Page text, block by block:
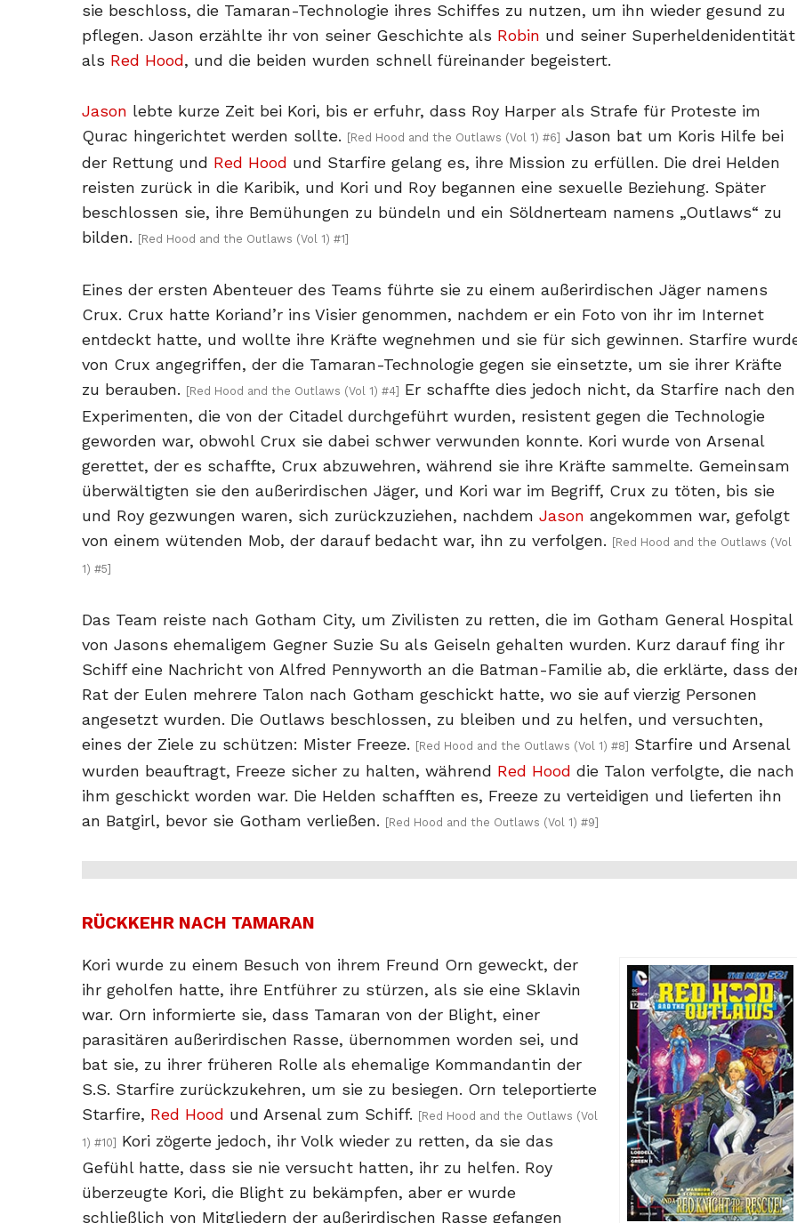
sie beschloss, die Tamaran-Technologie ihres Schiffes zu nutzen, um ihn wieder gesund zu
pflegen. Jason erzählte ihr von seiner Geschichte als Robin und seiner Superheldenidentität
als Red Hood, und die beiden wurden schnell füreinander begeistert.
Jason lebte kurze Zeit bei Kori, bis er erfuhr, dass Roy Harper als Strafe für Proteste im
Qurac hingerichtet werden sollte. [Red Hood and the Outlaws (Vol 1) #6] Jason bat um Koris Hilfe bei
der Rettung und Red Hood und Starfire gelang es, ihre Mission zu erfüllen. Die drei Helden
reisten zurück in die Karibik, und Kori und Roy begannen eine sexuelle Beziehung. Später
beschlossen sie, ihre Bemühungen zu bündeln und ein Söldnerteam namens „Outlaws“ zu
bilden. [Red Hood and the Outlaws (Vol 1) #1]
Eines der ersten Abenteuer des Teams führte sie zu einem außerirdischen Jäger namens
Crux. Crux hatte Koriand’r ins Visier genommen, nachdem er ein Foto von ihr im Internet
entdeckt hatte, und wollte ihre Kräfte wegnehmen und sie für sich gewinnen. Starfire
von Crux angegriffen, der die Tamaran-Technologie gegen sie einsetzte, um sie ihrer Kräfte
zu berauben. [Red Hood and the Outlaws (Vol 1) #4] Er schaffte dies jedoch nicht, da Starfire nach den
Experimenten, die von der Citadel durchgeführt wurden, resistent gegen die Technologie
geworden war, obwohl Crux sie dabei schwer verwunden konnte. Kori wurde von Arsenal
gerettet, der es schaffte, Crux abzuwehren, während sie ihre Kräfte sammelte. Gemeinsam
überwältigten sie den außerirdischen Jäger, und Kori war im Begriff, Crux zu töten, bis sie
und Roy gezwungen waren, sich zurückzuziehen, nachdem Jason angekommen war, gefolgt
von einem wütenden Mob, der darauf bedacht war, ihn zu verfolgen. [Red Hood and the Outlaws (Vol
1) #5]
Das Team reiste nach Gotham City, um Zivilisten zu retten, die im Gotham General Hospital
von Jasons ehemaligem Gegner Suzie Su als Geiseln gehalten wurden. Kurz darauf fing ihr
Schiff eine Nachricht von Alfred Pennyworth an die Batman-Familie ab, die erklärte, dass
Rat der Eulen mehrere Talon nach Gotham geschickt hatte, wo sie auf vierzig Personen
angesetzt wurden. Die Outlaws beschlossen, zu bleiben und zu helfen, und versuchten,
eines der Ziele zu schützen: Mister Freeze. [Red Hood and the Outlaws (Vol 1) #8] Starfire und Arsenal
wurden beauftragt, Freeze sicher zu halten, während Red Hood die Talon verfolgte, die nach
ihm geschickt worden war. Die Helden schafften es, Freeze zu verteidigen und lieferten ihn
an Batgirl, bevor sie Gotham verließen. [Red Hood and the Outlaws (Vol 1) #9]
RÜCKKEHR NACH TAMARAN
Kori wurde zu einem Besuch von ihrem Freund Orn geweckt, der
ihr geholfen hatte, ihre Entführer zu stürzen, als sie eine Sklavin
war. Orn informierte sie, dass Tamaran von der Blight, einer
parasitären außerirdischen Rasse, übernommen worden sei, und
bat sie, zu ihrer früheren Rolle als ehemalige Kommandantin der
S.S. Starfire zurückzukehren, um sie zu besiegen. Orn teleportierte
Starfire, Red Hood und Arsenal zum Schiff. [Red Hood and the Outlaws (Vol
1) #10] Kori zögerte jedoch, ihr Volk wieder zu retten, da sie das
Gefühl hatte, dass sie nie versucht hatten, ihr zu helfen. Roy
überzeugte Kori, die Blight zu bekämpfen, aber er wurde
schließlich von Mitgliedern der außerirdischen Rasse gefangen